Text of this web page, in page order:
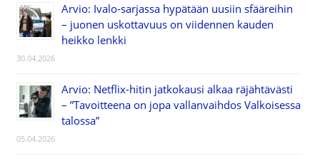
Arvio: Ivalo-sarjassa hypätään uusiin sfääreihin
– juonen uskottavuus on viidennen kauden
heikko lenkki
30.04.2026
Arvio: Netflix-hitin jatkokausi alkaa räjähtävästi
– ”Tavoitteena on jopa vallanvaihdos Valkoisessa
talossa”
05.04.2026